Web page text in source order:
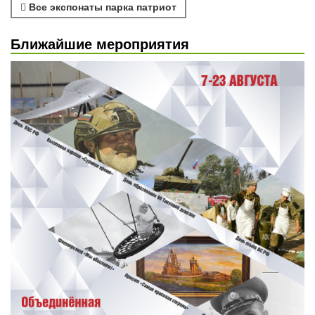
Все экспонаты парка патриот
Ближайшие мероприятия